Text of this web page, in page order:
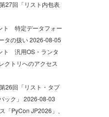
27回「リスト内包表
ト 特定データフォー
タの扱い2026-08-05
ト 汎用OS・ランタ
クトリへのアクセス
26回「リスト・タプ
ック」 2026-08-03
「PyCon JP2026」、